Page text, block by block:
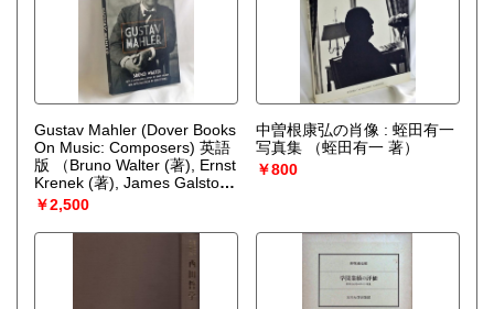
Gustav Mahler (Dover Books
On Music: Composers) 英語
版
（Bruno Walter (著), Ernst
Krenek (著), James Galston
(翻訳), Erik Ryding (序論)）
￥2,500
中曽根康弘の肖像 : 蛭田有一
写真集
（蛭田有一 著）
￥800